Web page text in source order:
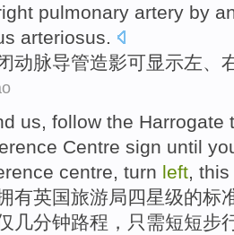
pulmonary artery by
arteriosus.
动脉导管造影可显示左、
us, follow the Harrogate
Centre sign until
centre, turn left,
有英国旅游局四星级的标
几分钟路程 ，只需短短步